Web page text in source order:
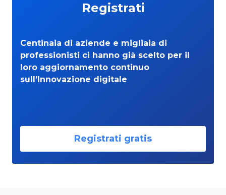
Registrati
Centinaia di aziende e migliaia di
professionisti ci hanno già scelto per il
loro aggiornamento continuo
sull’Innovazione digitale
Registrati gratis